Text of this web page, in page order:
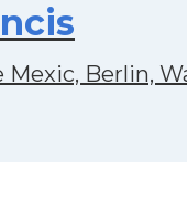
Mexic, Berlin,